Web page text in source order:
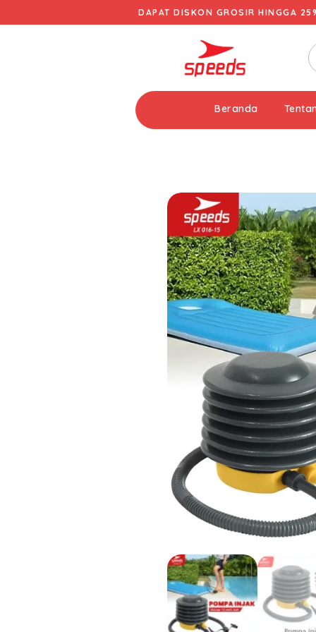
DAPAT DISKON GROSIR HINGGA
Beranda